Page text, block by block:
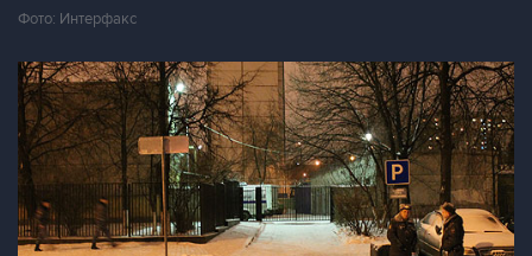
Фото: Интерфакс